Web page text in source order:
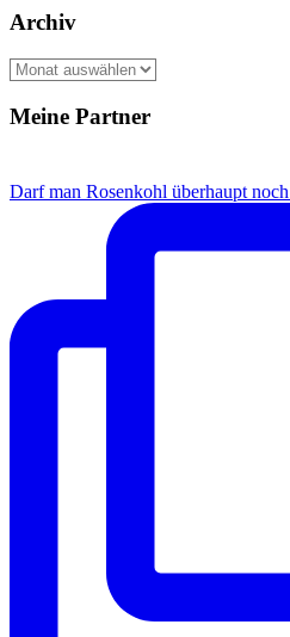
Archiv
Archiv
Meine Partner
Darf man Rosenkohl überhaupt